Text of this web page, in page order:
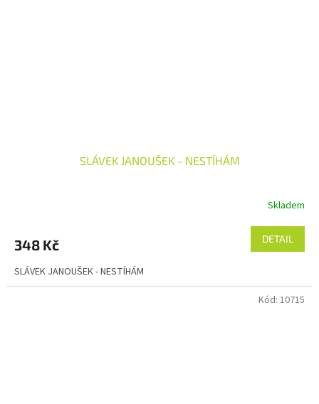
SLÁVEK JANOUŠEK - NESTÍHÁM
Skladem
348 Kč DETAIL
SLÁVEK JANOUŠEK - NESTÍHÁM
Kód: 10715